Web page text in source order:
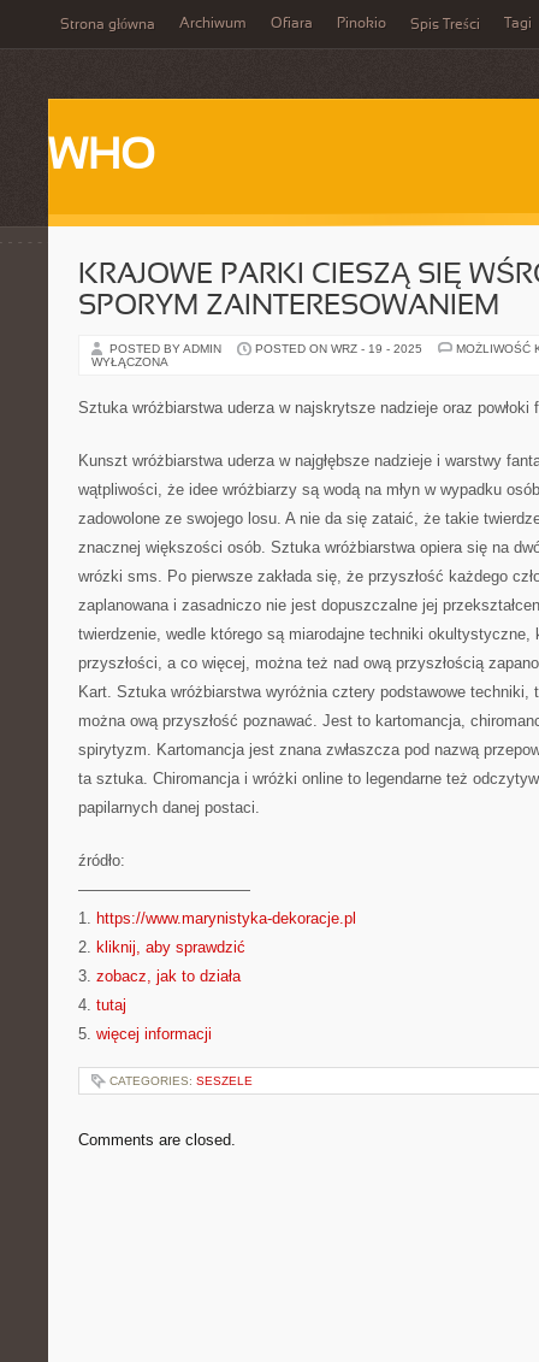
Strona główna Archiwum Ofiara Pinokio Spis Treści Tagi
WHO
KRAJOWE PARKI CIESZĄ SIĘ
SPORYM ZAINTERESOWANIEM
POSTED BY ADMIN POSTED ON WRZ - 19 - 2025
MOŻLIWOŚĆ
WYŁĄCZONA
Sztuka wróżbiarstwa uderza w najskrytsze nadzieje oraz powłoki
Kunszt wróżbiarstwa uderza w najgłębsze nadzieje i warstwy
wątpliwości, że idee wróżbiarzy są wodą na młyn w wypadku
zadowolone ze swojego losu. A nie da się zataić, że takie
znacznej większości osób. Sztuka wróżbiarstwa opiera się na
wrózki sms. Po pierwsze zakłada się, że przyszłość każdego
zaplanowana i zasadniczo nie jest dopuszczalne jej
twierdzenie, wedle którego są miarodajne techniki okultystyczne,
przyszłości, a co więcej, można też nad ową przyszłością
Kart. Sztuka wróżbiarstwa wyróżnia cztery podstawowe techniki,
można ową przyszłość poznawać. Jest to kartomancja,
spirytyzm. Kartomancja jest znana zwłaszcza pod nazwą
ta sztuka. Chiromancja i wróżki online to legendarne też
papilarnych danej postaci.
źródło:
———————————
1. https://www.marynistyka-dekoracje.pl
2. kliknij, aby sprawdzić
3. zobacz, jak to działa
4. tutaj
5. więcej informacji
CATEGORIES: SESZELE
Comments are closed.